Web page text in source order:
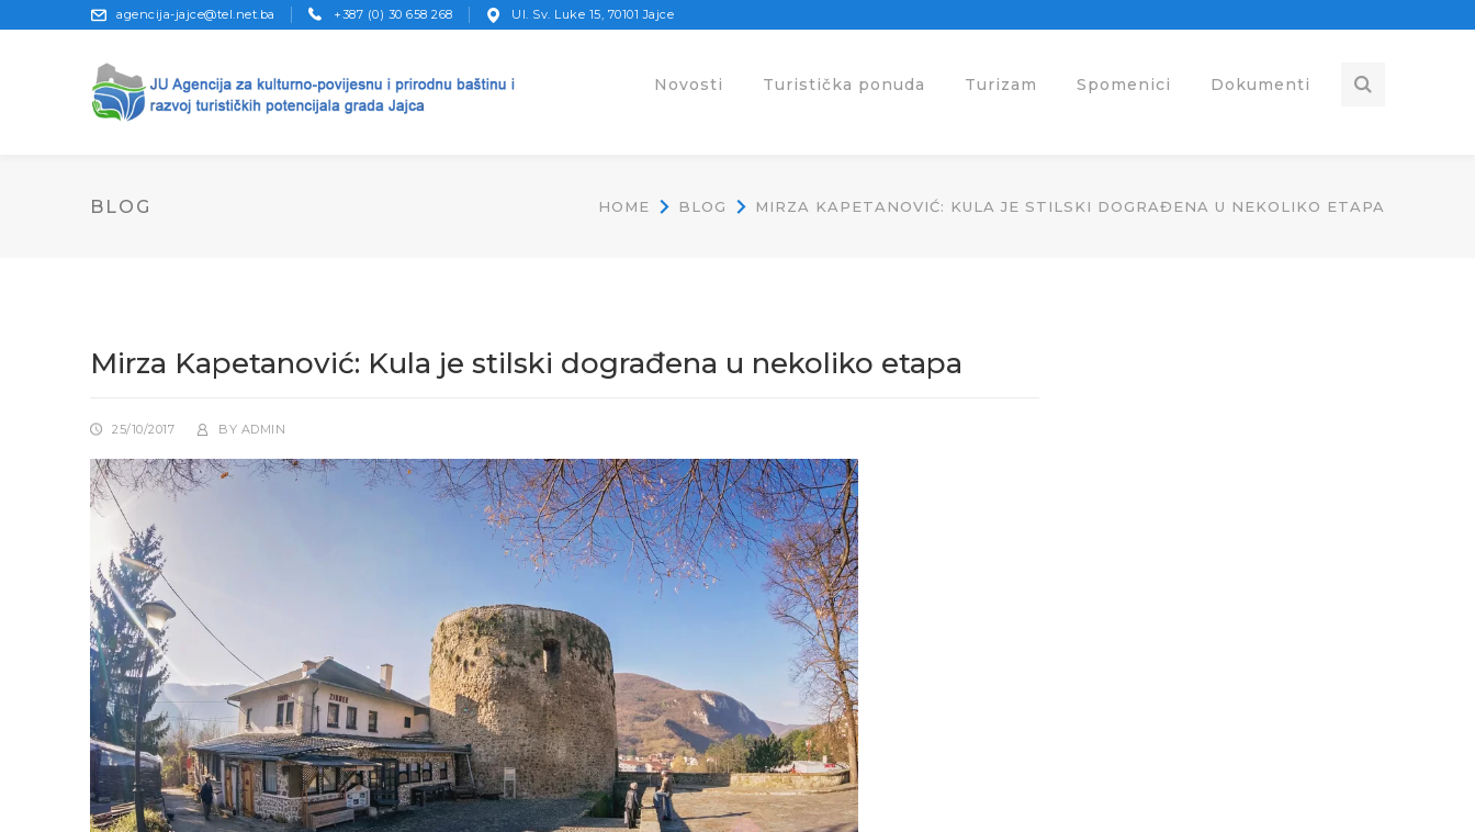
agencija-jajce@tel.net.ba +387 (0) 30 658 268 Ul. Sv. Luke 15, 70101 Jajce
Novosti Turistička ponuda Turizam Spomenici Dokumenti
BLOG HOME BLOG MIRZA KAPETANOVIĆ: KULA JE STILSKI DOGRAĐENA U NEKOLIKO ETAPA
Mirza Kapetanović: Kula je stilski dograđena u nekoliko etapa
25/10/2017 BY ADMIN